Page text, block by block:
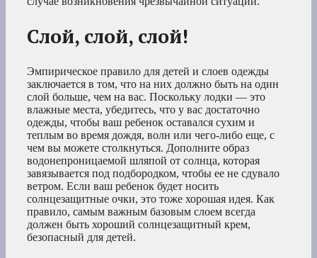
Слой, слой, слой!
Эмпирическое правило для детей и слоев одежды
заключается в том, что на них должно быть на один
слой больше, чем на вас. Поскольку лодки — это
влажные места, убедитесь, что у вас достаточно
одежды, чтобы ваш ребенок оставался сухим и
теплым во время дождя, волн или чего-либо еще, с
чем вы можете столкнуться. Дополните образ
водонепроницаемой шляпой от солнца, которая
завязывается под подбородком, чтобы ее не сдувало
ветром. Если ваш ребенок будет носить
солнцезащитные очки, это тоже хорошая идея. Как
правило, самым важным базовым слоем всегда
должен быть хороший солнцезащитный крем,
безопасный для детей.